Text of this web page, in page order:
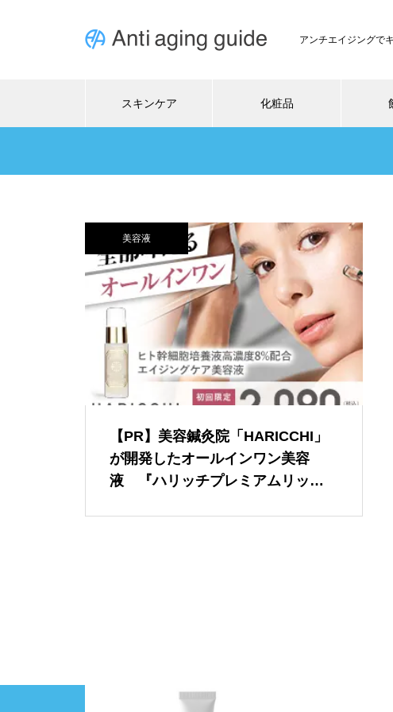
アンチエイジングで
スキンケア 化粧品
美容液
【PR】美容鍼灸院「HARICCHI」
が開発したオールインワン美容
液 『ハリッチプレミアムリッチ